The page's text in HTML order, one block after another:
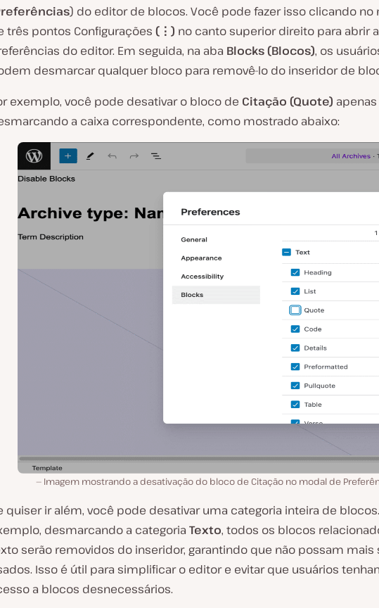
) do editor de blocos. Você pode fazer isso clicando no
três pontos Configurações (⋮) no canto superior direito para abrir
do editor. Em seguida, na aba Blocks (Blocos), os
desmarcar qualquer bloco para removê-lo do inseridor de
exemplo, você pode desativar o bloco de Citação (Quote) apenas
a caixa correspondente, como mostrado abaixo:
Imagem mostrando a desativação do bloco de Citação no modal de
quiser ir além, você pode desativar uma categoria inteira de
desmarcando a categoria Texto, todos os blocos
serão removidos do inseridor, garantindo que não possam mais
Isso é útil para simplificar o editor e evitar que usuários
a blocos desnecessários.